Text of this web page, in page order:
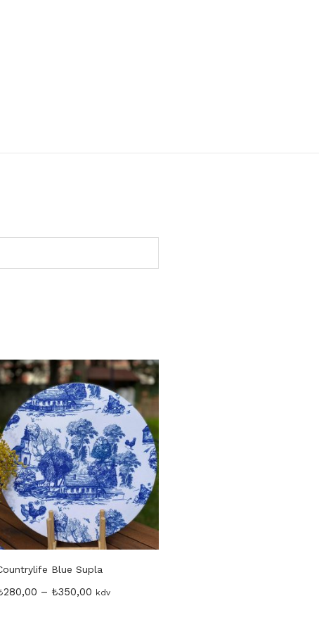
Blue Supla
280,00 – ₺350,00 kdv